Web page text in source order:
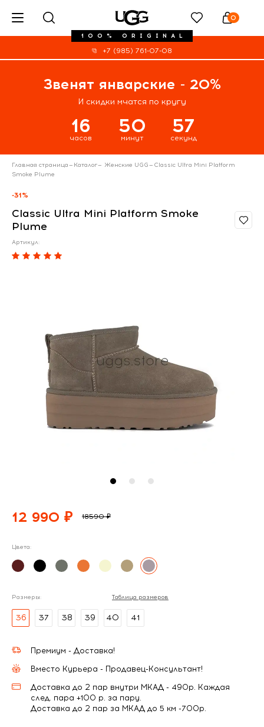
100% ORIGINAL
0
+7 (985) 761-07-08
Звенят январские - 20%
И скидки мчатся по кругу
16
часов
50
минут
57
секунд
Главная страница— Каталог— Женские UGG— Classic Ultra Mini Platform
Smoke Plume
-31%
Classic Ultra Mini Platform Smoke
Plume
Артикул:
12 990 ₽ 18590 ₽
Цвета:
Размеры: Таблица размеров
36 37 38 39 40 41
Премиум - Доставка!
Вместо Курьера - Продавец-Консультант!
Доставка до 2 пар внутри МКАД - 490р. Каждая
след. пара +100 р. за пару.
Доставка до 2 пар за МКАД до 5 км -700р.